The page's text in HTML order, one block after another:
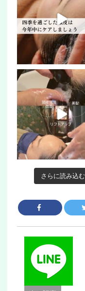
さらに読み込む